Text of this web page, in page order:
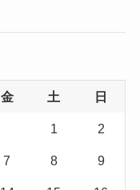
金 土 日
1 2
7 8 9